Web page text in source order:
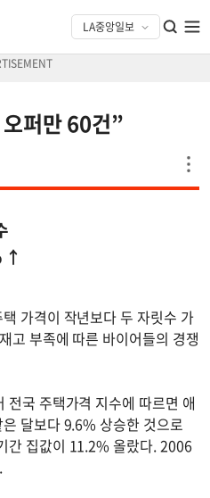
퍼만 60건”
↑
가격이 작년보다 두 자릿수 가
고 부족에 따른 바이어들의 경쟁
국 주택가격 지수에 따르면 애
달보다 9.6% 상승한 것으로
간 집값이 11.2% 올랐다. 2006